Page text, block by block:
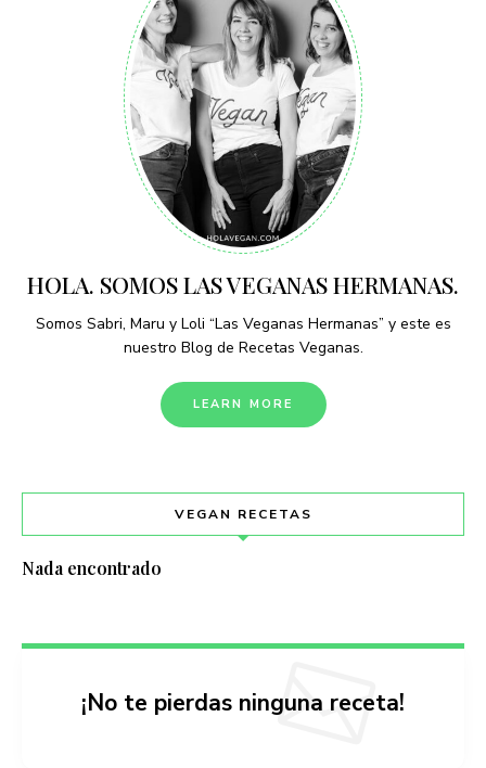
HOLA. SOMOS LAS VEGANAS HERMANAS.
Somos Sabri, Maru y Loli “Las Veganas Hermanas” y este es
nuestro Blog de Recetas Veganas.
LEARN MORE
VEGAN RECETAS
Nada encontrado
¡No te pierdas ninguna receta!